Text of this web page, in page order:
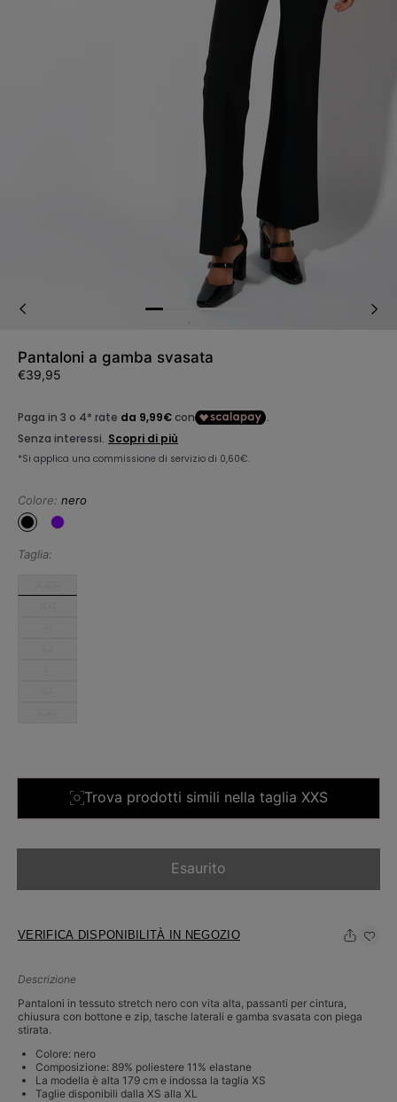
Pantaloni a gamba svasata
Prezzo
listino
€39,95
Colore: nero
Taglia:
Trova prodotti simili nella taglia XXS
Esaurito
VERIFICA DISPONIBILITÀ IN NEGOZIO
Descrizione
Pantaloni in tessuto stretch nero con vita alta, passanti per cintura,
chiusura con bottone e zip, tasche laterali e gamba svasata con piega
stirata.
Colore: nero
Composizione: 89% poliestere 11% elastane
La modella è alta 179 cm e indossa la taglia XS
Taglie disponibili dalla XS alla XL